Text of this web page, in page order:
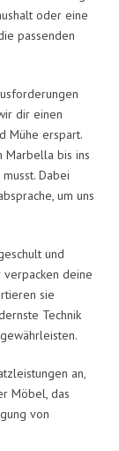
oder eine
passenden
dir einen
Mühe erspart.
Marbella bis ins
Dabei
um uns
und
verpacken deine
sie
Technik
an,
Möbel, das
von